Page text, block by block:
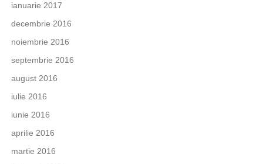
ianuarie 2017
decembrie 2016
noiembrie 2016
septembrie 2016
august 2016
iulie 2016
iunie 2016
aprilie 2016
martie 2016